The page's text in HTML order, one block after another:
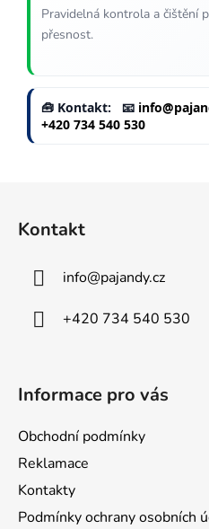
Pravidelná kontrola a čištění
přesnost.
🧰 Kontakt: 📧
+420 734 540 530
Kontakt
info@pajandy.cz
+420 734 540 530
Informace pro vás
Obchodní podmínky
Reklamace
Kontakty
Podmínky ochrany osobních